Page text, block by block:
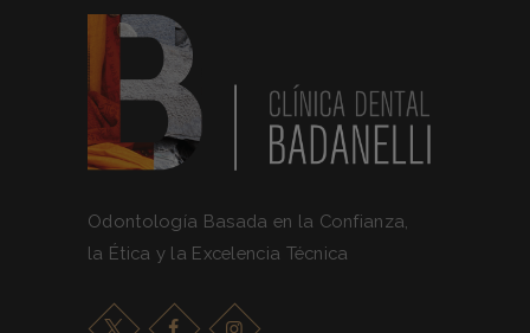
Odontología Basada en la Confianza,
la Ética y la Excelencia Técnica